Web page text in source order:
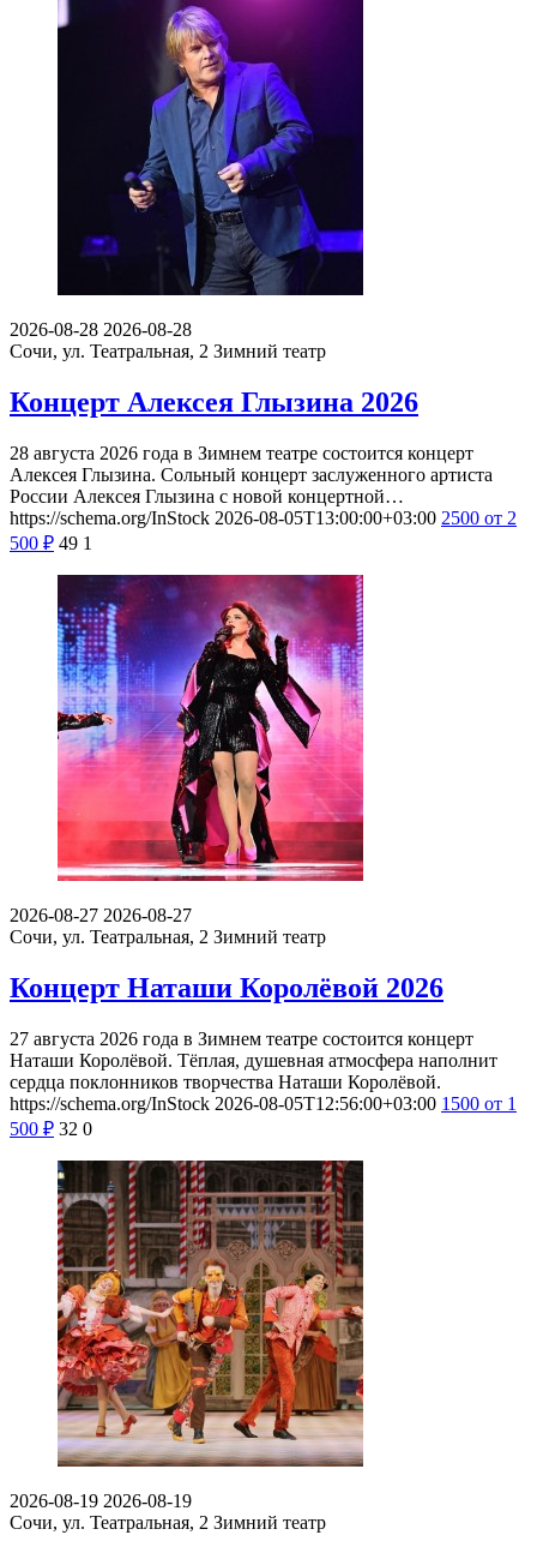
2026-08-28 2026-08-28
Сочи, ул. Театральная, 2 Зимний театр
Концерт Алексея Глызина 2026
28 августа 2026 года в Зимнем театре состоится концерт
Алексея Глызина. Сольный концерт заслуженного артиста
России Алексея Глызина с новой концертной…
https://schema.org/InStock 2026-08-05T13:00:00+03:00 2500 от 2
500 ₽ 49 1
2026-08-27 2026-08-27
Сочи, ул. Театральная, 2 Зимний театр
Концерт Наташи Королёвой 2026
27 августа 2026 года в Зимнем театре состоится концерт
Наташи Королёвой. Тёплая, душевная атмосфера наполнит
сердца поклонников творчества Наташи Королёвой.
https://schema.org/InStock 2026-08-05T12:56:00+03:00 1500 от 1
500 ₽ 32 0
2026-08-19 2026-08-19
Сочи, ул. Театральная, 2 Зимний театр